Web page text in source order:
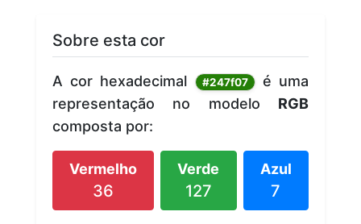
Sobre esta cor
A cor hexadecimal #247f07 é uma
representação no modelo RGB
composta por:
Vermelho
36
Verde
127
Azul
7